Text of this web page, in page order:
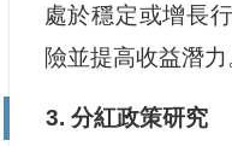
處於穩定或增長
險並提高收益潛力
3. 分紅政策研究